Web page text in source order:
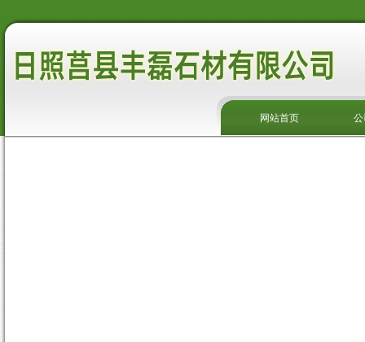
网站首页 公